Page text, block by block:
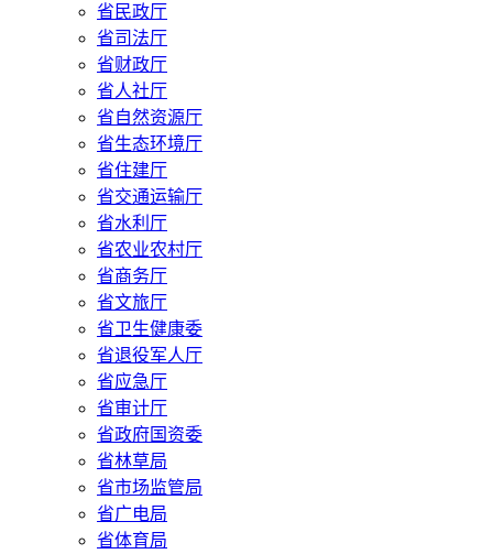
省民政厅
省司法厅
省财政厅
省人社厅
省自然资源厅
省生态环境厅
省住建厅
省交通运输厅
省水利厅
省农业农村厅
省商务厅
省文旅厅
省卫生健康委
省退役军人厅
省应急厅
省审计厅
省政府国资委
省林草局
省市场监管局
省广电局
省体育局